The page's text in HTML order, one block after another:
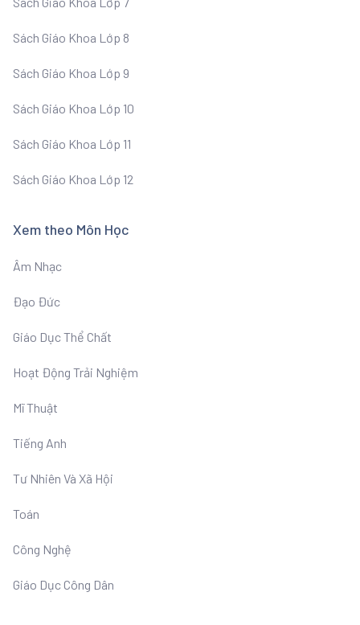
Sách Giáo Khoa Lớp 8
Sách Giáo Khoa Lớp 9
Sách Giáo Khoa Lớp 10
Sách Giáo Khoa Lớp 11
Sách Giáo Khoa Lớp 12
Xem theo Môn Học
Âm Nhạc
Đạo Đức
Giáo Dục Thể Chất
Hoạt Động Trải Nghiệm
Mĩ Thuật
Tiếng Anh
Tư Nhiên Và Xã Hội
Toán
Công Nghệ
Giáo Dục Công Dân